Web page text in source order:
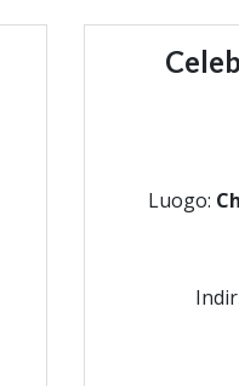
Luogo: